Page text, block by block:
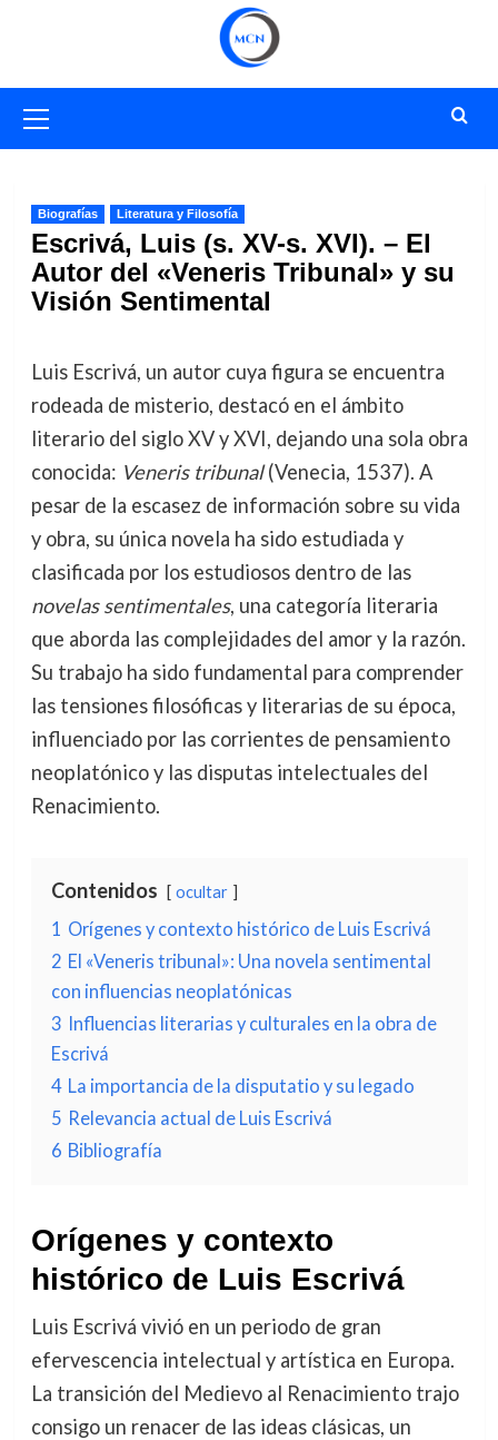
primario
Biografías Literatura y Filosofía
Escrivá, Luis (s. XV-s. XVI). – El
Autor del «Veneris Tribunal» y su
Visión Sentimental
Luis Escrivá, un autor cuya figura se encuentra
rodeada de misterio, destacó en el ámbito
literario del siglo XV y XVI, dejando una sola obra
conocida: Veneris tribunal(Venecia, 1537). A
pesar de la escasez de información sobre su vida
y obra, su única novela ha sido estudiada y
clasificada por los estudiosos dentro de las
novelas sentimentales, una categoría literaria
que aborda las complejidades del amor y la razón.
Su trabajo ha sido fundamental para comprender
las tensiones filosóficas y literarias de su época,
influenciado por las corrientes de pensamiento
neoplatónico y las disputas intelectuales del
Renacimiento.
Contenidos ocultar
1 Orígenes y contexto histórico de Luis Escrivá
2 El «Veneris tribunal»: Una novela sentimental
con influencias neoplatónicas
3 Influencias literarias y culturales en la obra de
Escrivá
4 La importancia de la disputatio y su legado
5 Relevancia actual de Luis Escrivá
6 Bibliografía
Orígenes y contexto
histórico de Luis Escrivá
Luis Escrivá vivió en un periodo de gran
efervescencia intelectual y artística en Europa.
La transición del Medievo al Renacimiento trajo
consigo un renacer de las ideas clásicas, un